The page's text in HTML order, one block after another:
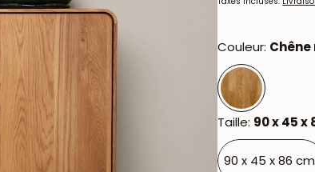
Couleur:
Taille: 90 x 45 x
90 x 45 x 86